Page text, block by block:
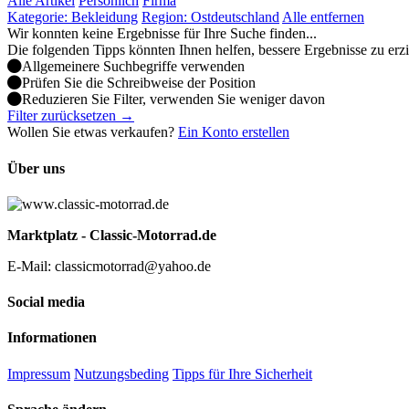
Kategorie: Bekleidung Region: Ostdeutschland Alle entfernen
Wir konnten keine Ergebnisse für Ihre Suche finden...
Die folgenden Tipps könnten Ihnen helfen, bessere Ergebnisse zu
Allgemeinere Suchbegriffe verwenden
Prüfen Sie die Schreibweise der Position
Reduzieren Sie Filter, verwenden Sie weniger davon
Filter zurücksetzen →
Wollen Sie etwas verkaufen? Ein Konto erstellen
Über uns
Marktplatz - Classic-Motorrad.de
E-Mail: classicmotorrad@yahoo.de
Social media
Informationen
Impressum Nutzungsbeding Tipps für Ihre Sicherheit